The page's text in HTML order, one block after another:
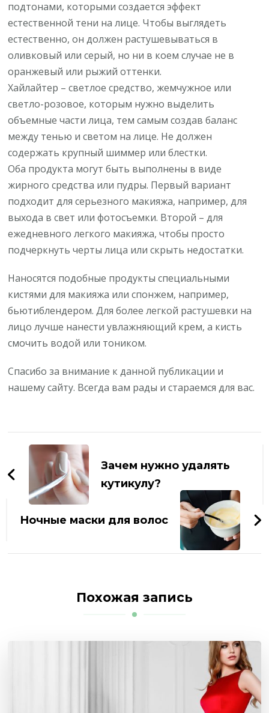
подтонами, которыми создается эффект
естественной тени на лице. Чтобы выглядеть
естественно, он должен растушевываться в
оливковый или серый, но ни в коем случае не в
оранжевый или рыжий оттенки.
Хайлайтер – светлое средство, жемчужное или
светло-розовое, которым нужно выделить
объемные части лица, тем самым создав баланс
между тенью и светом на лице. Не должен
содержать крупный шиммер или блестки.
Оба продукта могут быть выполнены в виде
жирного средства или пудры. Первый вариант
подходит для серьезного макияжа, например, для
выхода в свет или фотосъемки. Второй – для
ежедневного легкого макияжа, чтобы просто
подчеркнуть черты лица или скрыть недостатки.
Наносятся подобные продукты специальными
кистями для макияжа или спонжем, например,
бьютиблендером. Для более легкой растушевки на
лицо лучше нанести увлажняющий крем, а кисть
смочить водой или тоником.
Спасибо за внимание к данной публикации и
нашему сайту. Всегда вам рады и стараемся для вас.
Навигация
по
записям
Зачем нужно удалять
кутикулу?
Ночные маски для волос
Похожая запись